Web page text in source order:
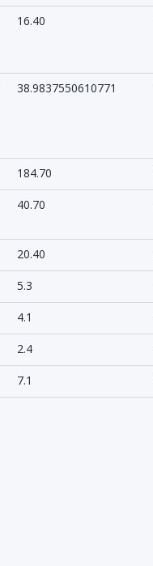
16.40
38.9837550610771
184.70
40.70
20.40
5.3
4.1
2.4
7.1